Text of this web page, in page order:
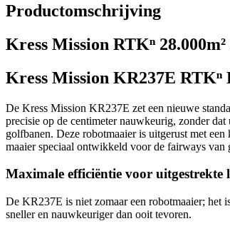
Productomschrijving
Kress Mission RTKⁿ
Kress Mission KR237E RTKⁿ
De Kress Mission KR237E zet een nieuwe
precisie op de centimeter nauwkeurig, zonder
golfbanen. Deze robotmaaier is uitgerust met
maaier speciaal ontwikkeld voor de fairways van
Maximale efficiëntie voor uitgestrekte
De KR237E is niet zomaar een robotmaaier; het
sneller en nauwkeuriger dan ooit tevoren.